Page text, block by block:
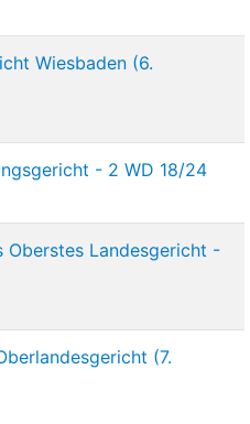
Wiesbaden (6.
- 2 WD 18/24
Oberstes Landesgericht -
(7.